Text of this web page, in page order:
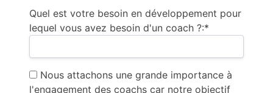
Quel est votre besoin en développement pour
lequel vous avez besoin d'un coach ?:*
Nous attachons une grande importance à
l'engagement des coachs car notre objectif